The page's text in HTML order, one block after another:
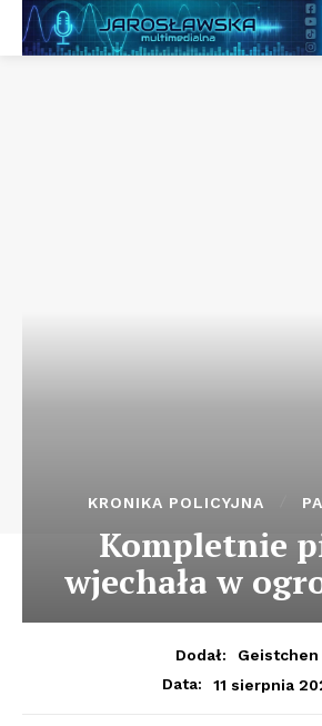
KRONIKA POLICYJNA
Kompletnie
wjechała w
Dodał:
Geistchen
Data:
11 sierpnia